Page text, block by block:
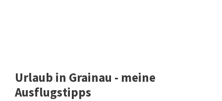
Urlaub in Grainau - meine
Ausflugstipps